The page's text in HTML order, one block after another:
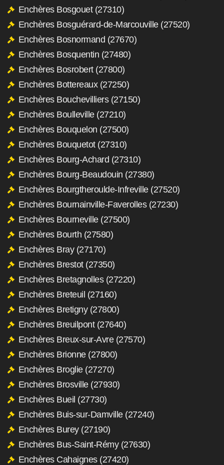
Enchères Bosgouet (27310)
Enchères Bosguérard-de-Marcouville (27520)
Enchères Bosnormand (27670)
Enchères Bosquentin (27480)
Enchères Bosrobert (27800)
Enchères Bottereaux (27250)
Enchères Bouchevilliers (27150)
Enchères Boulleville (27210)
Enchères Bouquelon (27500)
Enchères Bouquetot (27310)
Enchères Bourg-Achard (27310)
Enchères Bourg-Beaudouin (27380)
Enchères Bourgtheroulde-Infreville (27520)
Enchères Bournainville-Faverolles (27230)
Enchères Bourneville (27500)
Enchères Bourth (27580)
Enchères Bray (27170)
Enchères Brestot (27350)
Enchères Bretagnolles (27220)
Enchères Breteuil (27160)
Enchères Bretigny (27800)
Enchères Breuilpont (27640)
Enchères Breux-sur-Avre (27570)
Enchères Brionne (27800)
Enchères Broglie (27270)
Enchères Brosville (27930)
Enchères Bueil (27730)
Enchères Buis-sur-Damville (27240)
Enchères Burey (27190)
Enchères Bus-Saint-Rémy (27630)
Enchères Cahaignes (27420)